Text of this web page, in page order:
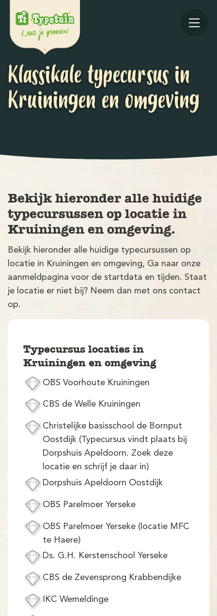
Demo
Aanmelden
Klassikale typecursus in
Kruiningen en omgeving
Bekijk hieronder alle huidige
typecursussen op locatie in
Kruiningen en omgeving.
Bekijk hieronder alle huidige typecursussen op
locatie in Kruiningen en omgeving, Ga naar onze
aanmeldpagina voor de startdata en tijden. Staat
je locatie er niet bij? Neem dan met ons contact
op.
Typecursus locaties in
Kruiningen en omgeving
OBS Voorhoute Kruiningen
CBS de Welle Kruiningen
Christelijke basisschool de Bornput
Oostdijk (Typecursus vindt plaats bij
Dorpshuis Apeldoorn. Zoek deze
locatie en schrijf je daar in)
Dorpshuis Apeldoorn Oostdijk
OBS Parelmoer Yerseke
OBS Parelmoer Yerseke (locatie MFC
te Haere)
Ds. G.H. Kerstenschool Yerseke
CBS de Zevensprong Krabbendijke
IKC Wemeldinge